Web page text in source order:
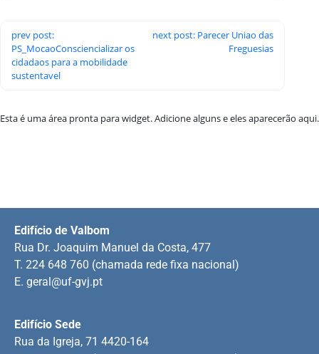
prev post:
PS_MocaoConsciencializar os
cidadaos para a mobilidade
sustentavel
next post: Parecer Uniao das
Freguesias
Esta é uma área pronta para widget. Adicione alguns e eles aparecerão aqui.
Edifício Sede
Rua da Igreja, 71 4420-164
Edifício de Valbom
Rua Dr. Joaquim Manuel da Costa, 477
T. 224 648 760 (chamada rede fixa nacional)
E. geral@uf-gvj.pt